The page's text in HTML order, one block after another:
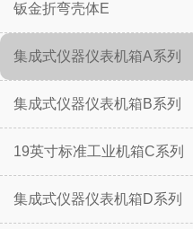
钣金折弯壳体E
集成式仪器仪表机箱A系列
集成式仪器仪表机箱B系列
19英寸标准工业机箱C系列
集成式仪器仪表机箱D系列